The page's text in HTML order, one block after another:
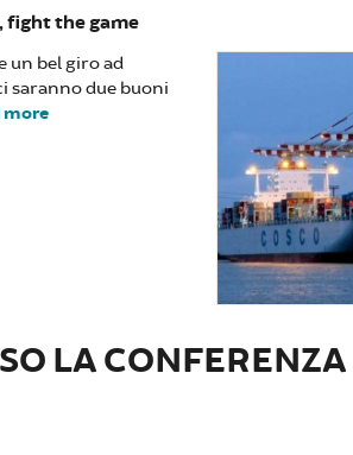
fight the game
un bel giro ad
saranno due buoni
more about Blocchiamo la logistica del
LA